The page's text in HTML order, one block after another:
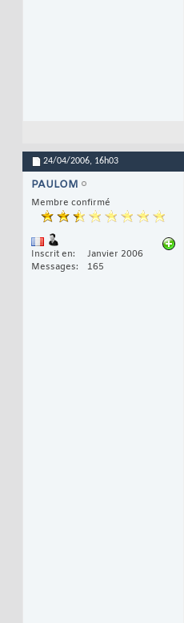
24/04/2006, 16h03
PAULOM
Membre confirmé
Inscrit en
Janvier 2006
Messages
165